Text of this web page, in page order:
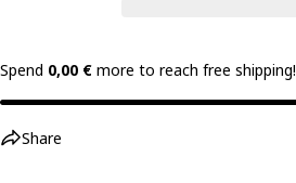
Spend 0,00 € more to reach free shipping!
Share